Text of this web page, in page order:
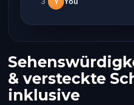
& versteckte
inklusive